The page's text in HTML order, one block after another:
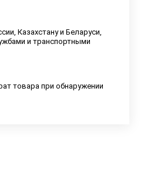
Казахстану и Беларуси,
и транспортными
товара при обнаружении